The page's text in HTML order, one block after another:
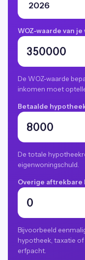
WOZ-waarde van je
De WOZ-waarde
inkomen moet
Betaalde
De totale
eigenwoningschuld.
Overige aftrekbare
Bijvoorbeeld
hypotheek, taxatie of
erfpacht.